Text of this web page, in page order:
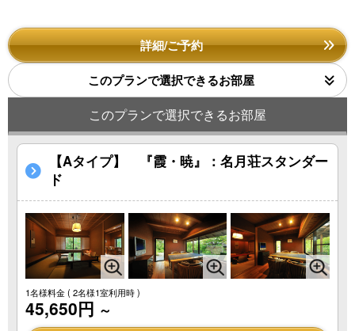
詳細/ご予約
このプランで選択できるお部屋
このプランで選択できるお部屋
【Aタイプ】 『霞・暁』：名月荘スタンダー
ド
1名様料金( 2名様1室利用時 )
45,650円 ～